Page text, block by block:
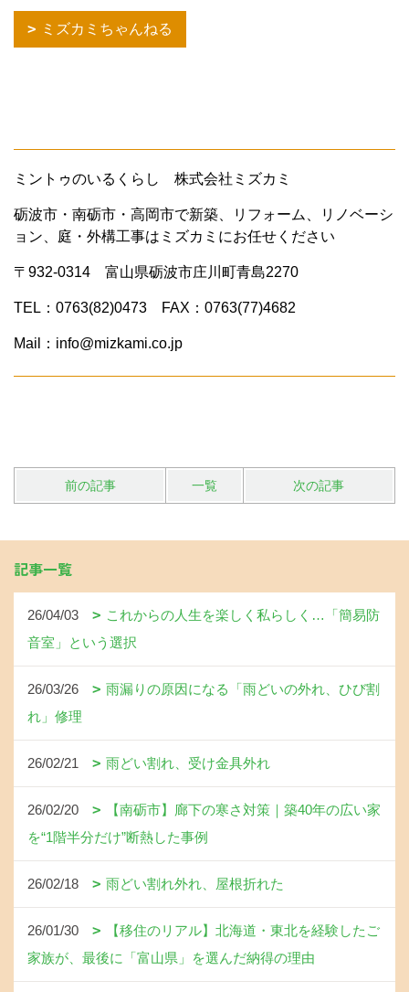
ミズカミちゃんねる
ミントゥのいるくらし 株式会社ミズカミ
砺波市・南砺市・高岡市で新築、リフォーム、リノベーシ
ョン、庭・外構工事はミズカミにお任せください
〒932-0314 富山県砺波市庄川町青島2270
TEL：0763(82)0473 FAX：0763(77)4682
Mail：info@mizkami.co.jp
前の記事 一覧 次の記事
記事一覧
26/04/03
これからの人生を楽しく私らしく…「簡易防
音室」という選択
26/03/26
雨漏りの原因になる「雨どいの外れ、ひび割
れ」修理
26/02/21 雨どい割れ、受け金具外れ
26/02/20
【南砺市】廊下の寒さ対策｜築40年の広い家
を“1階半分だけ”断熱した事例
26/02/18 雨どい割れ外れ、屋根折れた
26/01/30
【移住のリアル】北海道・東北を経験したご
家族が、最後に「富山県」を選んだ納得の理由